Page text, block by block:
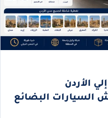
الأردن
العفش السيارات البضائع